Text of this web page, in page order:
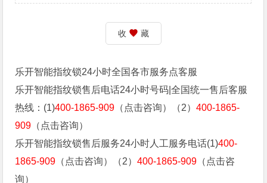
收 藏
乐开智能指纹锁24小时全国各市服务点客服
乐开智能指纹锁售后电话24小时号码|全国统一售后客服
热线：(1)400-1865-909 （点击咨询）（2）400-1865-
909 （点击咨询）
乐开智能指纹锁售后服务24小时人工服务电话(1)400-
1865-909 （点击咨询）（2）400-1865-909 （点击咨
询）